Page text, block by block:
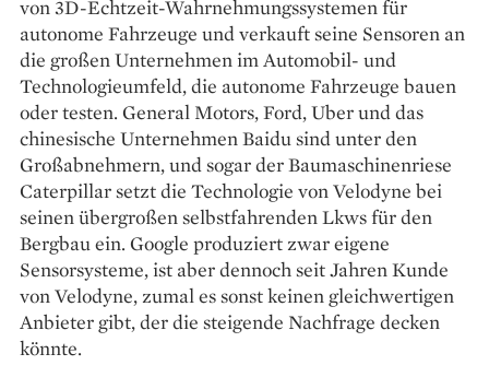
von 3D-Echtzeit-Wahrnehmungssystemen für
autonome Fahrzeuge und verkauft seine Sensoren an
die großen Unternehmen im Automobil- und
Technologieumfeld, die autonome Fahrzeuge bauen
oder testen. General Motors, Ford, Uber und das
chinesische Unternehmen Baidu sind unter den
Großabnehmern, und sogar der Baumaschinenriese
Caterpillar setzt die Technologie von Velodyne bei
seinen übergroßen selbstfahrenden Lkws für den
Bergbau ein. Google produziert zwar eigene
Sensorsysteme, ist aber dennoch seit Jahren Kunde
von Velodyne, zumal es sonst keinen gleichwertigen
Anbieter gibt, der die ­steigende Nachfrage decken
könnte.